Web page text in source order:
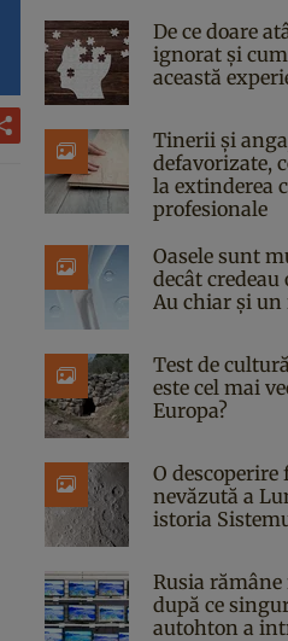
De ce doare
ignorat și
această
Tinerii și
defavorizate,
la extinderea
profesionale
Oasele sunt
decât
Au chiar și
Test de
este cel mai
Europa?
O descoperire
nevăzută a
istoria
Rusia
după ce
autohton a